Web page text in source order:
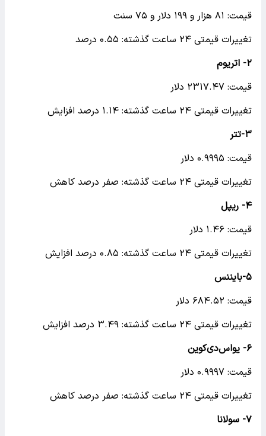
قیمت: ۸۱ هزار و ۱۹۹ دلار و ۷۵ سنت
تغییرات قیمتی ۲۴ ساعت گذشته: ۰.۵۵ درصد
۲- اتریوم
قیمت: ۲۳۱۷.۴۷ دلار
تغییرات قیمتی ۲۴ ساعت گذشته: ۱.۱۴ درصد افزایش
۳-تتر
قیمت: ۰.۹۹۹۵ دلار
تغییرات قیمتی ۲۴ ساعت گذشته: صفر درصد کاهش
۴- ریپل
قیمت: ۱.۴۶ دلار
تغییرات قیمتی ۲۴ ساعت گذشته: ۰.۸۵ درصد افزایش
۵-بایننس
قیمت: ۶۸۴.۵۲ دلار
تغییرات قیمتی ۲۴ ساعت گذشته: ۳.۴۹ درصد افزایش
۶- یواس‌دی‌کوین
قیمت: ۰.۹۹۹۷ دلار
تغییرات قیمتی ۲۴ ساعت گذشته: صفر درصد کاهش
۷- سولانا